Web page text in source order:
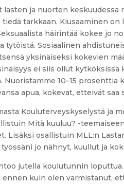
ja nuorten keskuudessa
tarkkaan. Kiusaaminen on
häirintää kokee jo
Sosiaalinen
yksinäiseksi kokevien
ei siis ollut kytköksissä
10–15 prosenttia
apua, kokevat, etteivät saa
Kouluterveyskyselystä ja
Mitä kuuluu? -
Lisäksi osallistuin MLL:n
jo nähnyt, kuullut ja
jutella koulutunnin
ennen kuin olen varmistanut,